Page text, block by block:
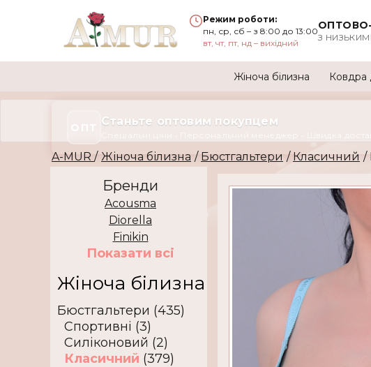
Режим роботи:
пн, ср, сб – з 8:00 до 13:00
вт, чт, пт, нд – вихідний
ОПТОВО-
З
Жіноча білизна Ковдра
Станьте оптовим покупцем
A-MUR / Жіноча білизна / Бюстгальтери / Класичний /
Бренди
Acousma
Diorella
Finikin
Показати всi
Жіноча білизна
Бюстгальтери (435)
Спортивні (3)
Силіконовий (2)
Класичний (379)